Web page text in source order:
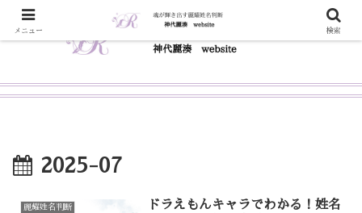
2025-07
麗耀姓名判断
ドラえもんキャラでわかる！姓名
メニュー 検索